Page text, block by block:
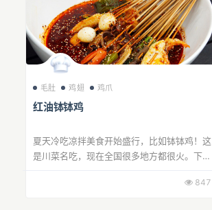
毛肚 鸡翅 鸡爪
红油钵钵鸡
夏天冷吃凉拌美食开始盛行，比如钵钵鸡！这
是川菜名吃，现在全国很多地方都很火。下面
鸡，口感香辣脆爽，好吃开胃，让人看着都要
847